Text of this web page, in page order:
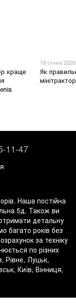
краще
19 січня 2026
Як
11-47
Наша постійна
5д. Також ви
детальну
багато років без
за техніку
по різних
Рівне, Луцьк,
Київ, Вінниця,